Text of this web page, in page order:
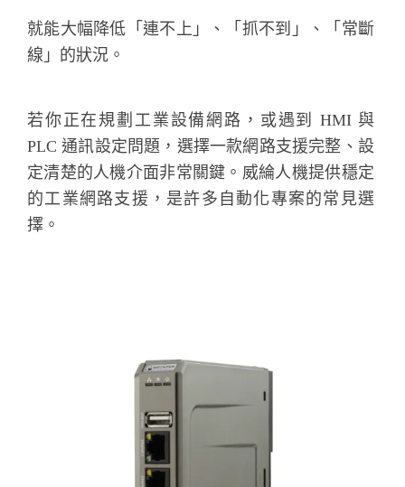
就能大幅降低「連不上」、「抓不到」、「常斷
線」的狀況。
若你正在規劃工業設備網路，或遇到 HMI 與
PLC 通訊設定問題，選擇一款網路支援完整、設
定清楚的人機介面非常關鍵。威綸人機提供穩定
的工業網路支援，是許多自動化專案的常見選
擇。